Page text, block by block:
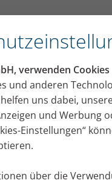
verwenden
und anderen
uns dabei,
und Werbung
Einstellungen“
über die
+ Kind Tipps +
Tipps +
zu
+ Übungen von